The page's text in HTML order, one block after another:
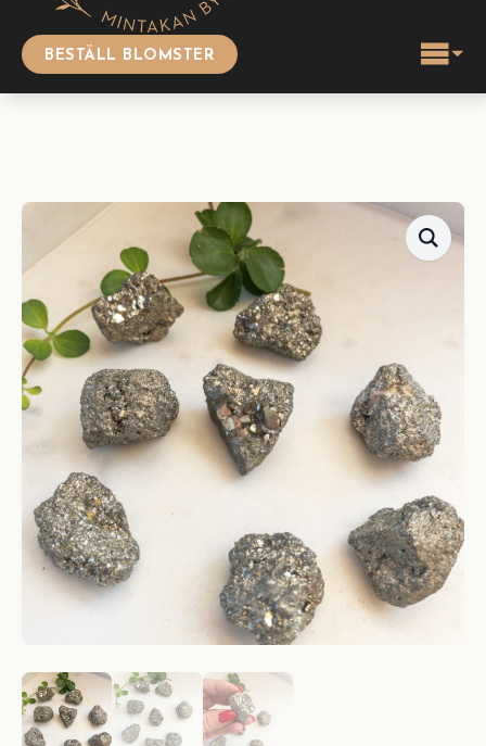
BESTÄLL BLOMSTER